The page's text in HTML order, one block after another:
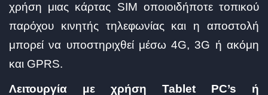
χρήση μιας κάρτας SIM οποιοιδήποτε τοπικού
παρόχου κινητής τηλεφωνίας και η αποστολή
μπορεί να υποστηριχθεί μέσω 4G, 3G ή ακόμη
και GPRS.
Λειτουργία με χρήση Tablet PC’s ή